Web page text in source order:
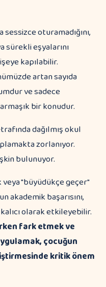
oturamadığını,
sürekli eşyalarını
kapılabilir.
artan sayıda
ve sadece
bir konudur.
"büyüdükçe geçer"
akademik başarısını,
olarak etkileyebilir.
fark etmek ve
çocuğun
kritik önem